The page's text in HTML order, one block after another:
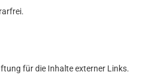
für die Inhalte externer Links.